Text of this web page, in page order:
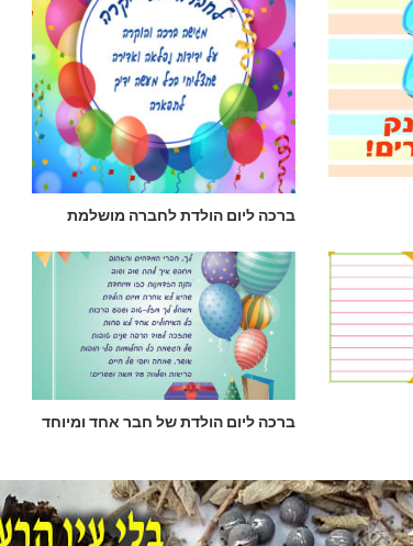
ברכה ליום הולדת לחברה מושלמת
ברכה ליום הולדת של חבר אחד ומיוחד